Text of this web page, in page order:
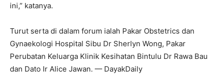
ini,” katanya.
Turut serta di dalam forum ialah Pakar Obstetrics dan
Gynaekologi Hospital Sibu Dr Sherlyn Wong, Pakar
Perubatan Keluarga Klinik Kesihatan Bintulu Dr Rawa Bau
dan Dato Ir Alice Jawan. — DayakDaily